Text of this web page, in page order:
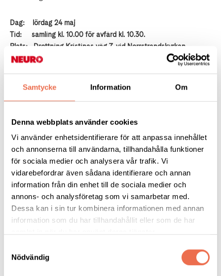
Samtycke Information Om
Denna webbplats använder cookies
Vi använder enhetsidentifierare för att anpassa innehållet
och annonserna till användarna, tillhandahålla funktioner
för sociala medier och analysera vår trafik. Vi
vidarebefordrar även sådana identifierare och annan
information från din enhet till de sociala medier och
annons- och analysföretag som vi samarbetar med.
Dessa kan i sin tur kombinera informationen med annan
information som du har tillhandahållit eller som de har
Nödvändig
Dag: lördag 24 maj
Tid: samling kl. 10.00 för avfärd kl. 10.30.
Plats: Drottning Kristinas väg 7, vid Norrstrandskyrkan,
Karlstad
Kostnad: Medlem: 400 kr
guidad visning samt lunch)
Anmälan till kansliet på tel. 054-18 92 54 alt. e-post
karlstad@neuro.se senast 14/5!